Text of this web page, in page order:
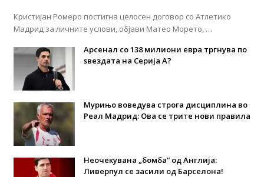
Кристијан Ромеро постигна целосен договор со Атлетико
Мадрид за личните услови, објави Матео Морето, …
Арсенал со 138 милиони евра тргнува по
ѕвездата на Серија А?
Мурињо воведува строга дисциплина во
Реал Мадрид: Ова се трите нови правила
Неочекувана „бомба“ од Англија:
Ливерпул се засили од Барселона!